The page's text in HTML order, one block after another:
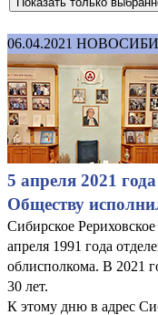
06.04.2021
5 апреля 2021
Обществу
Сибирское
апреля 1991 года
облисполкома. В 2021
30 лет.
К этому дню в адрес